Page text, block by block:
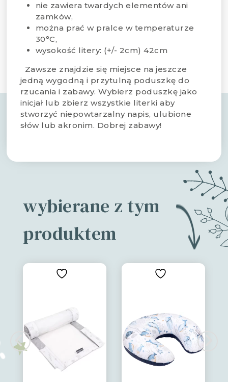
nie zawiera twardych elementów ani
zamków,
można prać w pralce w temperaturze
30°C,
wysokość litery: (+/- 2cm) 42cm
Zawsze znajdzie się miejsce na jeszcze
jedną wygodną i przytulną poduszkę do
rzucania i zabawy. Wybierz poduszkę jako
inicjał lub zbierz wszystkie literki aby
stworzyć niepowtarzalny napis, ulubione
słów lub akronim. Dobrej zabawy!
wybierane z tym
produktem